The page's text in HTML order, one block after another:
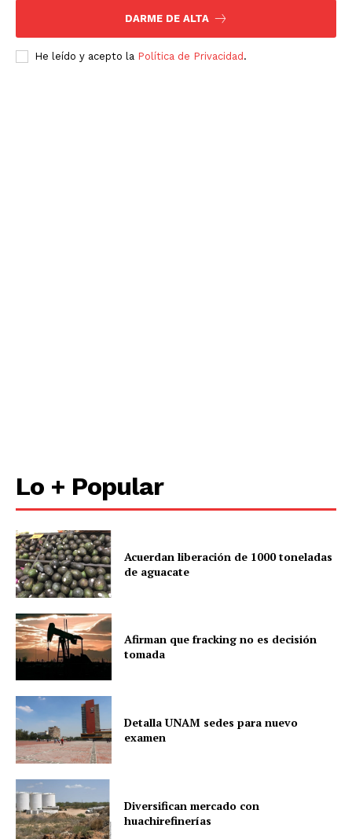
DARME DE ALTA
He leído y acepto la Política de Privacidad .
Lo + Popular
Acuerdan liberación de 1000 toneladas
de aguacate
Afirman que fracking no es decisión
tomada
Detalla UNAM sedes para nuevo
examen
Diversifican mercado con
huachirefinerías